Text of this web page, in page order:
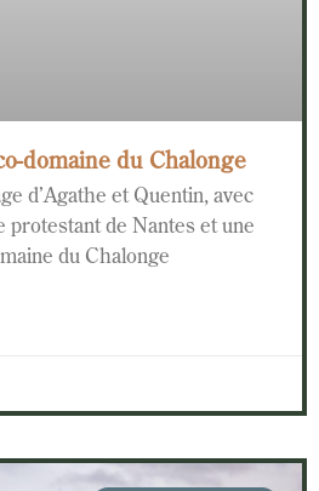
domaine du Chalonge
d’Agathe et Quentin, avec
protestant de Nantes et une
du Chalonge